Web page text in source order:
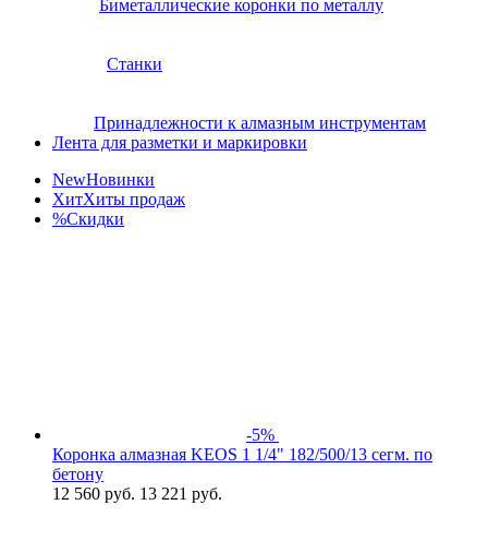
Биметаллические коронки по металлу
Станки
Принадлежности к алмазным инструментам
Лента для разметки и маркировки
NewНовинки
ХитХиты продаж
%Скидки
-5%
Коронка алмазная KEOS 1 1/4" 182/500/13 сегм. по
бетону
12 560 руб. 13 221 руб.